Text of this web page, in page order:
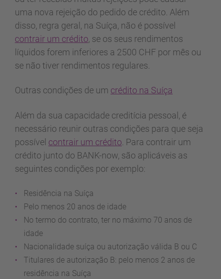
uma nova rejeição do pedido de crédito. Além
disso, regra geral, na Suíça, não é possível
contrair um crédito , se os seus rendimentos
líquidos forem inferiores a 2500 CHF por mês ou
se não tiver rendimentos regulares.
Outras condições de um crédito na Suíça
Além da sua capacidade creditícia pessoal, é
necessário reunir outras condições para que seja
possível contrair um crédito . Para contrair um
crédito junto do BANK-now, são aplicáveis as
seguintes condições por exemplo:
Residência na Suíça
Pelo menos 20 anos de idade
No termo do contrato, ter no máximo 70 anos de
idade
Nacionalidade suíça ou autorização válida B ou C
Titulares de autorização B: pelo menos 2 anos de
residência na Suíça